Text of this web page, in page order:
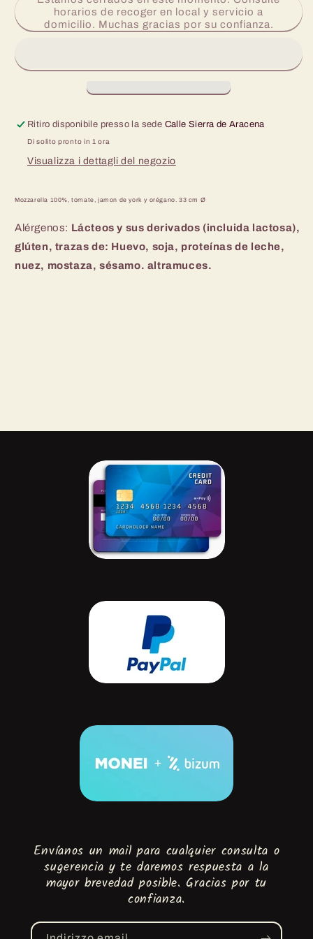
Pizza
Jamón
cm
Pizza
Jamón
cm
horarios de recoger en local y servicio a
domicilio. Muchas gracias por su confianza.
Ritiro disponibile presso la sede Calle Sierra de Aracena
Di solito pronto in 1 ora
Visualizza i dettagli del negozio
Mozzarella 100%, tomate, jamon de york y orégano. 33 cm Ø
Alérgenos: Lácteos y sus derivados (incluida lactosa),
glúten, trazas de: Huevo, soja, proteínas de leche,
nuez, mostaza, sésamo. altramuces.
Envíanos un mail para cualquier consulta o
sugerencia y te daremos respuesta a la
mayor brevedad posible. Gracias por tu
confianza.